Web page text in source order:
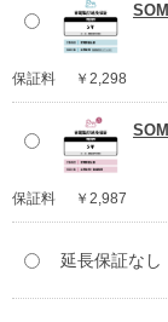
保証料 ￥2,298
保証料 ￥2,987
延長保証なし